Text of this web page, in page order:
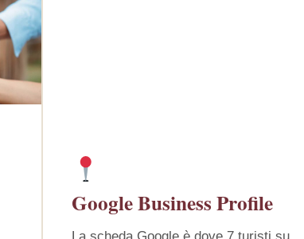
Google Business Profile
La scheda Google è dove 7 turisti su